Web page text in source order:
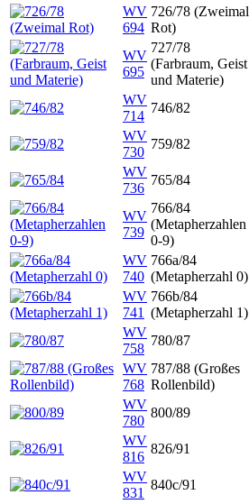
WV
694
726/78 (Zweimal
Rot)
WV
695
727/78
(Farbraum, Geist
und Materie)
WV
714
746/82
WV
730
759/82
WV
736
765/84
WV
739
766/84
(Metapherzahlen
0-9)
WV
740
766a/84
(Metapherzahl 0)
WV
741
766b/84
(Metapherzahl 1)
WV
758
780/87
WV
768
787/88 (Großes
Rollenbild)
WV
780
800/89
WV
816
826/91
WV
831
840c/91